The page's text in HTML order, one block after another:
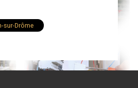
sur-Drôme
Isère Anneyron